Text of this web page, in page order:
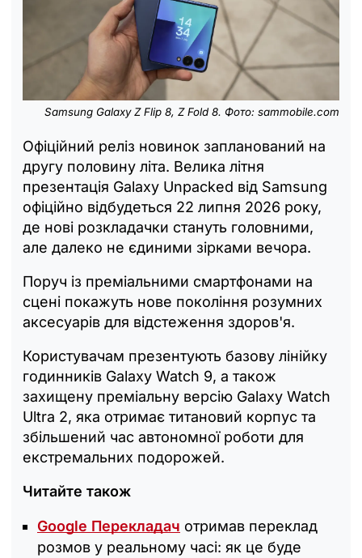
Samsung Galaxy Z Flip 8, Z Fold 8. Фото: sammobile.com
Офіційний реліз новинок запланований на
другу половину літа. Велика літня
презентація Galaxy Unpacked від Samsung
офіційно відбудеться 22 липня 2026 року,
де нові розкладачки стануть головними,
але далеко не єдиними зірками вечора.
Поруч із преміальними смартфонами на
сцені покажуть нове покоління розумних
аксесуарів для відстеження здоров'я.
Користувачам презентують базову лінійку
годинників Galaxy Watch 9, а також
захищену преміальну версію Galaxy Watch
Ultra 2, яка отримає титановий корпус та
збільшений час автономної роботи для
екстремальних подорожей.
Читайте також
Google Перекладач отримав переклад
розмов у реальному часі: як це буде